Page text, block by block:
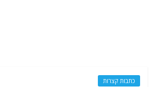
כתבות קצרות